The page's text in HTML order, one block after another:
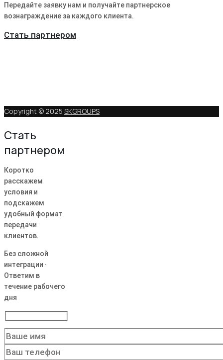
Передайте заявку нам и получайте партнерское
вознаграждение за каждого клиента.
Стать партнером
Copyright © 2025 SKGROUPS
Стать
партнером
Коротко
расскажем
условия и
подскажем
удобный формат
передачи
клиентов.
Без сложной
интеграции ·
Ответим в
течение рабочего
дня